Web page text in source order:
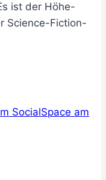
ist der Höhe-
Science-Fiction-